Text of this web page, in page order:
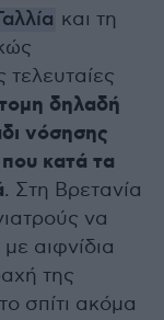
και τη
δηλαδή
νόσησης
κατά τα
. Στη Βρετανία
να
αιφνίδια
της
σπίτι ακόμα